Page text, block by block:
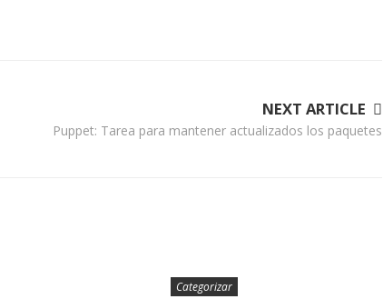
NEXT ARTICLE
Puppet: Tarea para mantener actualizados los paquetes
Categorizar